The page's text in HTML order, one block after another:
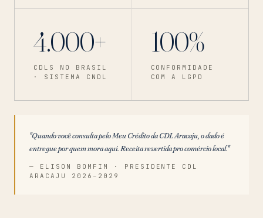
4.000+
CDLS NO BRASIL
· SISTEMA CNDL
100%
CONFORMIDADE
COM A LGPD
"Quando você consulta pelo Meu Crédito da CDL Aracaju, o dado é
entregue por quem mora aqui. Receita revertida pro comércio local."
— ELISON BOMFIM · PRESIDENTE CDL
ARACAJU 2026–2029